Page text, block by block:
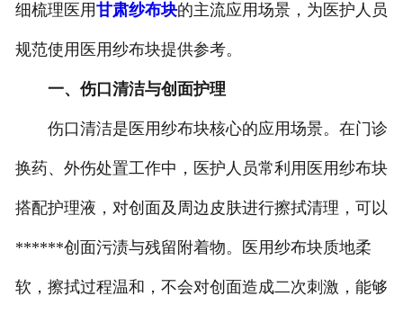
细梳理医用甘肃纱布块的主流应用场景，为医护人员
规范使用医用纱布块提供参考。
一、伤口清洁与创面护理
伤口清洁是医用纱布块核心的应用场景。在门诊
换药、外伤处置工作中，医护人员常利用医用纱布块
搭配护理液，对创面及周边皮肤进行擦拭清理，可以
******创面污渍与残留附着物。医用纱布块质地柔
软，擦拭过程温和，不会对创面造成二次刺激，能够